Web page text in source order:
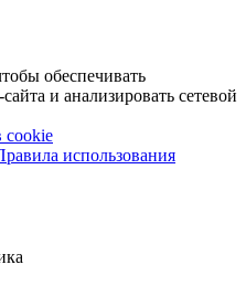
обеспечивать
и анализировать сетевой
cookie
использования